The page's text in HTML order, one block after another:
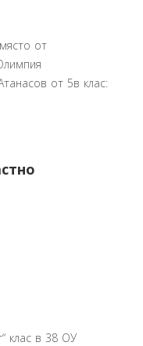
от
от 5в клас:
клас в 38 ОУ